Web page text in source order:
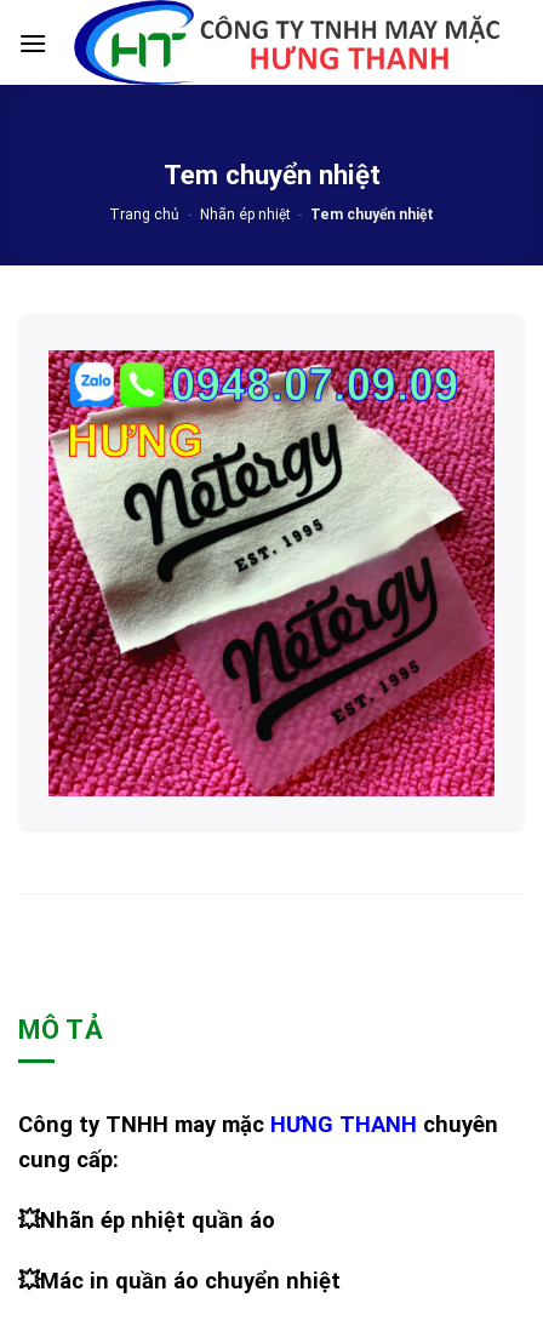
Tem chuyển nhiệt
Trang chủ - Nhãn ép nhiệt - Tem chuyển nhiệt
MÔ TẢ
Công ty TNHH may mặc HƯNG THANH chuyên
cung cấp:
💥Nhãn ép nhiệt quần áo
💥Mác in quần áo chuyển nhiệt